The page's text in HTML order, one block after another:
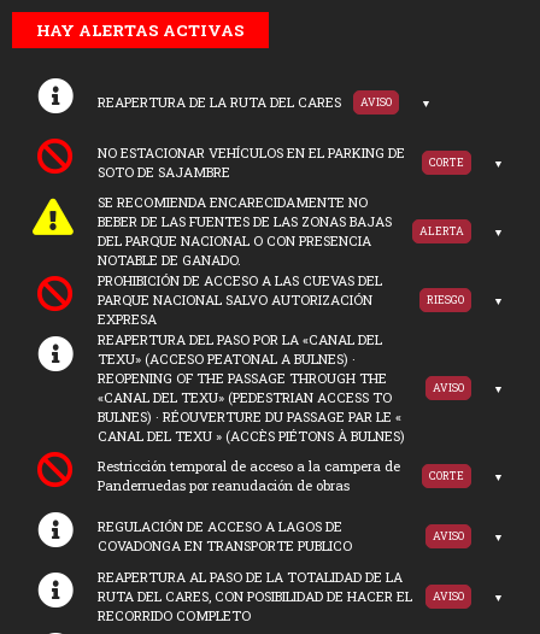
HAY ALERTAS ACTIVAS
REAPERTURA DE LA RUTA DEL CARES AVISO
NO ESTACIONAR VEHÍCULOS EN EL PARKING DE
SOTO DE SAJAMBRE
CORTE
SE RECOMIENDA ENCARECIDAMENTE NO
BEBER DE LAS FUENTES DE LAS ZONAS BAJAS
DEL PARQUE NACIONAL O CON PRESENCIA
NOTABLE DE GANADO.
ALERTA
PROHIBICIÓN DE ACCESO A LAS CUEVAS DEL
PARQUE NACIONAL SALVO AUTORIZACIÓN
EXPRESA
RIESGO
REAPERTURA DEL PASO POR LA «CANAL DEL
TEXU» (ACCESO PEATONAL A BULNES) ·
REOPENING OF THE PASSAGE THROUGH THE
«CANAL DEL TEXU» (PEDESTRIAN ACCESS TO
BULNES) · RÉOUVERTURE DU PASSAGE PAR LE «
CANAL DEL TEXU » (ACCÈS PIÉTONS À BULNES)
AVISO
Restricción temporal de acceso a la campera de
Panderruedas por reanudación de obras
CORTE
REGULACIÓN DE ACCESO A LAGOS DE
COVADONGA EN TRANSPORTE PUBLICO
AVISO
REAPERTURA AL PASO DE LA TOTALIDAD DE LA
RUTA DEL CARES, CON POSIBILIDAD DE HACER EL
RECORRIDO COMPLETO
AVISO